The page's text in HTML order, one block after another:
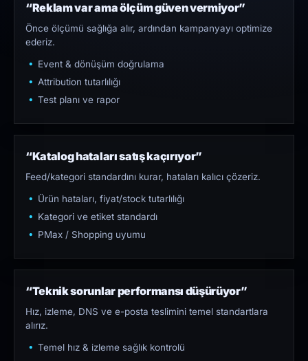
“Reklam var ama ölçüm güven vermiyor”
Önce ölçümü sağlığa alır, ardından kampanyayı optimize
ederiz.
Event & dönüşüm doğrulama
Attribution tutarlılığı
Test planı ve rapor
“Katalog hataları satış kaçırıyor”
Feed/kategori standardını kurar, hataları kalıcı çözeriz.
Ürün hataları, fiyat/stock tutarlılığı
Kategori ve etiket standardı
PMax / Shopping uyumu
“Teknik sorunlar performansı düşürüyor”
Hız, izleme, DNS ve e-posta teslimini temel standartlara
alırız.
Temel hız & izleme sağlık kontrolü